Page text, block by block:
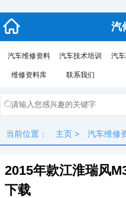
汽
汽车维修资料 汽车技术培训 汽
维修资料库 联系我们
当前位置： 主页 > 汽车维修
2015年款江淮瑞风
下载